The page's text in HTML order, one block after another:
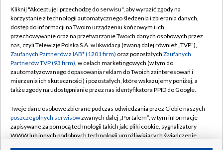
TVP
Abonament TVP
Emisja w TVP
Centrum informacji TVP
Naziemna Telewizja Cyfrowa
Rada Programowa
System NOS
Informacje o nadawcy
Regulamin TVP
Polityka prywatności
Moje zgody
Pomoc
Kontakt
Kliknij "Akceptuję i przechodzę do serwisu", aby wyrazić zgody na
korzystanie z technologii automatycznego śledzenia i zbierania danych,
dostęp do informacji na Twoim urządzeniu końcowym i ich
przechowywanie oraz na przetwarzanie Twoich danych osobowych przez
nas, czyli Telewizję Polską S.A. w likwidacji (zwaną dalej również „TVP”),
Zaufanych Partnerów z IAB* (1201 firm) oraz pozostałych Zaufanych
Partnerów TVP (93 firm), w celach marketingowych (w tym do
zautomatyzowanego dopasowania reklam do Twoich zainteresowań i
mierzenia ich skuteczności) i pozostałych, które wskazujemy poniżej, a
także zgody na udostępnianie przez nas identyfikatora PPID do Google.
Twoje dane osobowe zbierane podczas odwiedzania przez Ciebie naszych
poszczególnych serwisówzwanych dalej „Portalem”, w tym informacje
zapisywane za pomocą technologii takich jak: pliki cookie, sygnalizatory
WWW lub innych podobnych technologii umożliwiających świadczenie